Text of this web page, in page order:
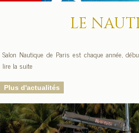
LE
Salon Nautique de Paris est chaque année,
lire la suite
Plus d'actualités